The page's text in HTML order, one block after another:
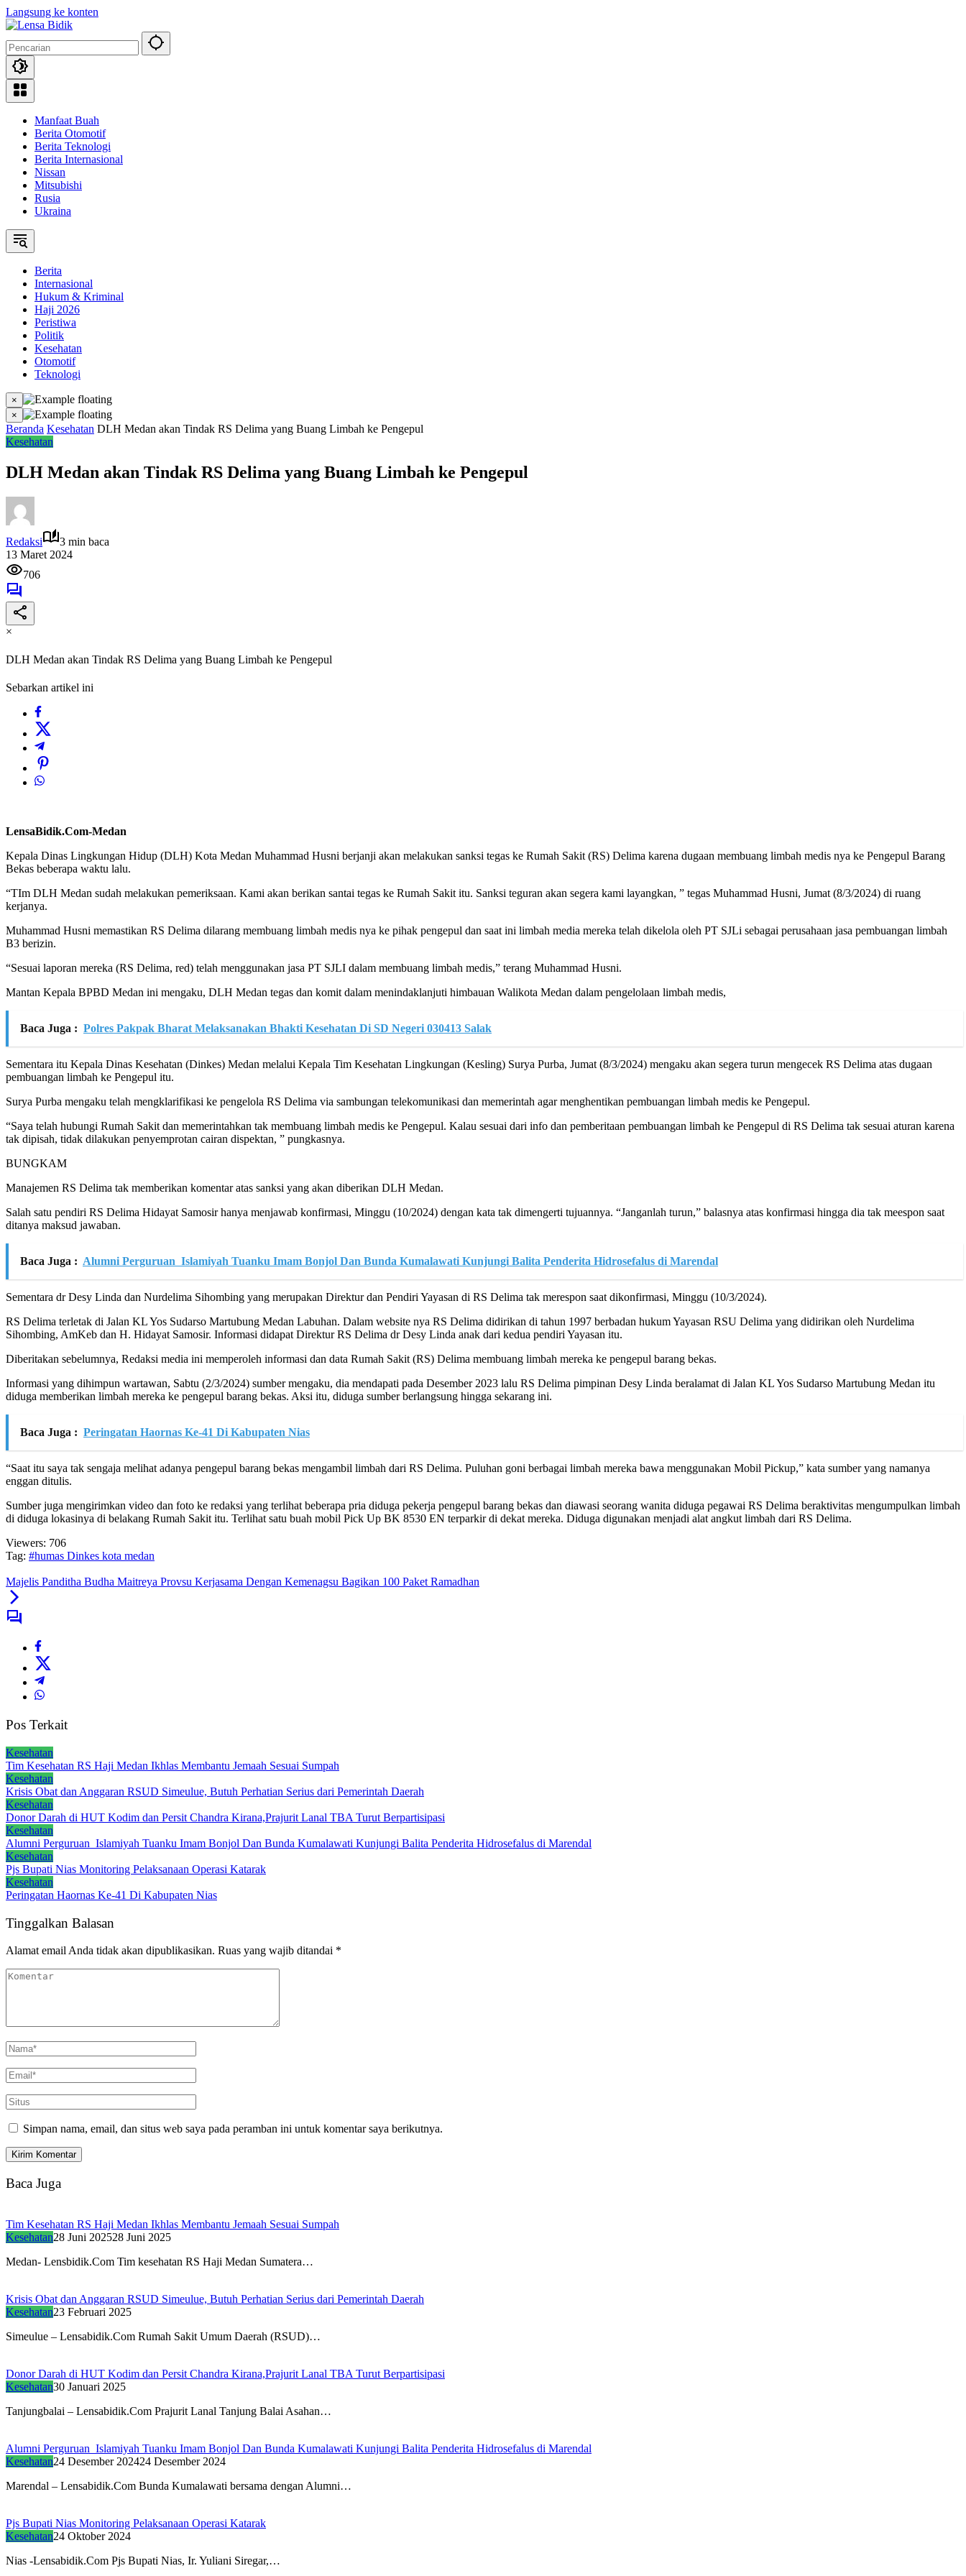
Langsung ke konten
Manfaat Buah
Berita Otomotif
Berita Teknologi
Berita Internasional
Nissan
Mitsubishi
Rusia
Ukraina
Berita
Internasional
Hukum & Kriminal
Haji 2026
Peristiwa
Politik
Kesehatan
Otomotif
Teknologi
×
×
Beranda Kesehatan DLH Medan akan Tindak RS Delima yang Buang Limbah ke Pengepul
Kesehatan
DLH Medan akan Tindak RS Delima yang Buang Limbah ke Pengepul
Redaksi
3 min baca
13 Maret 2024
706
×
DLH Medan akan Tindak RS Delima yang Buang Limbah ke Pengepul
Sebarkan artikel ini
LensaBidik.Com-Medan
Kepala Dinas Lingkungan Hidup (DLH) Kota Medan Muhammad Husni berjanji akan melakukan sanksi tegas ke Rumah Sakit (RS) Delima karena dugaan membuang limbah medis nya ke Pengepul Barang
Bekas beberapa waktu lalu.
“TIm DLH Medan sudah melakukan pemeriksaan. Kami akan berikan santai tegas ke Rumah Sakit itu. Sanksi teguran akan segera kami layangkan, ” tegas Muhammad Husni, Jumat (8/3/2024) di ruang
kerjanya.
Muhammad Husni memastikan RS Delima dilarang membuang limbah medis nya ke pihak pengepul dan saat ini limbah media mereka telah dikelola oleh PT SJLi sebagai perusahaan jasa pembuangan limbah
B3 berizin.
“Sesuai laporan mereka (RS Delima, red) telah menggunakan jasa PT SJLI dalam membuang limbah medis,” terang Muhammad Husni.
Mantan Kepala BPBD Medan ini mengaku, DLH Medan tegas dan komit dalam menindaklanjuti himbauan Walikota Medan dalam pengelolaan limbah medis,
Baca Juga : Polres Pakpak Bharat Melaksanakan Bhakti Kesehatan Di SD Negeri 030413 Salak
Sementara itu Kepala Dinas Kesehatan (Dinkes) Medan melalui Kepala Tim Kesehatan Lingkungan (Kesling) Surya Purba, Jumat (8/3/2024) mengaku akan segera turun mengecek RS Delima atas dugaan
pembuangan limbah ke Pengepul itu.
Surya Purba mengaku telah mengklarifikasi ke pengelola RS Delima via sambungan telekomunikasi dan memerintah agar menghentikan pembuangan limbah medis ke Pengepul.
“Saya telah hubungi Rumah Sakit dan memerintahkan tak membuang limbah medis ke Pengepul. Kalau sesuai dari info dan pemberitaan pembuangan limbah ke Pengepul di RS Delima tak sesuai aturan karena
tak dipisah, tidak dilakukan penyemprotan cairan dispektan, ” pungkasnya.
BUNGKAM
Manajemen RS Delima tak memberikan komentar atas sanksi yang akan diberikan DLH Medan.
Salah satu pendiri RS Delima Hidayat Samosir hanya menjawab konfirmasi, Minggu (10/2024) dengan kata tak dimengerti tujuannya. “Janganlah turun,” balasnya atas konfirmasi hingga dia tak meespon saat
ditanya maksud jawaban.
Baca Juga : Alumni Perguruan Islamiyah Tuanku Imam Bonjol Dan Bunda Kumalawati Kunjungi Balita Penderita Hidrosefalus di Marendal
Sementara dr Desy Linda dan Nurdelima Sihombing yang merupakan Direktur dan Pendiri Yayasan di RS Delima tak merespon saat dikonfirmasi, Minggu (10/3/2024).
RS Delima terletak di Jalan KL Yos Sudarso Martubung Medan Labuhan. Dalam website nya RS Delima didirikan di tahun 1997 berbadan hukum Yayasan RSU Delima yang didirikan oleh Nurdelima
Sihombing, AmKeb dan H. Hidayat Samosir. Informasi didapat Direktur RS Delima dr Desy Linda anak dari kedua pendiri Yayasan itu.
Diberitakan sebelumnya, Redaksi media ini memperoleh informasi dan data Rumah Sakit (RS) Delima membuang limbah mereka ke pengepul barang bekas.
Informasi yang dihimpun wartawan, Sabtu (2/3/2024) sumber mengaku, dia mendapati pada Desember 2023 lalu RS Delima pimpinan Desy Linda beralamat di Jalan KL Yos Sudarso Martubung Medan itu
diduga memberikan limbah mereka ke pengepul barang bekas. Aksi itu, diduga sumber berlangsung hingga sekarang ini.
Baca Juga : Peringatan Haornas Ke-41 Di Kabupaten Nias
“Saat itu saya tak sengaja melihat adanya pengepul barang bekas mengambil limbah dari RS Delima. Puluhan goni berbagai limbah mereka bawa menggunakan Mobil Pickup,” kata sumber yang namanya
enggan ditulis.
Sumber juga mengirimkan video dan foto ke redaksi yang terlihat beberapa pria diduga pekerja pengepul barang bekas dan diawasi seorang wanita diduga pegawai RS Delima beraktivitas mengumpulkan limbah
di diduga lokasinya di belakang Rumah Sakit itu. Terlihat satu buah mobil Pick Up BK 8530 EN terparkir di dekat mereka. Diduga digunakan menjadi alat angkut limbah dari RS Delima.
Viewers: 706
Tag: #humas Dinkes kota medan
Majelis Panditha Budha Maitreya Provsu Kerjasama Dengan Kemenagsu Bagikan 100 Paket Ramadhan
Pos Terkait
Kesehatan
Tim Kesehatan RS Haji Medan Ikhlas Membantu Jemaah Sesuai Sumpah
Kesehatan
Krisis Obat dan Anggaran RSUD Simeulue, Butuh Perhatian Serius dari Pemerintah Daerah
Kesehatan
Donor Darah di HUT Kodim dan Persit Chandra Kirana,Prajurit Lanal TBA Turut Berpartisipasi
Kesehatan
Alumni Perguruan Islamiyah Tuanku Imam Bonjol Dan Bunda Kumalawati Kunjungi Balita Penderita Hidrosefalus di Marendal
Kesehatan
Pjs Bupati Nias Monitoring Pelaksanaan Operasi Katarak
Kesehatan
Peringatan Haornas Ke-41 Di Kabupaten Nias
Tinggalkan Balasan
Alamat email Anda tidak akan dipublikasikan. Ruas yang wajib ditandai *
Simpan nama, email, dan situs web saya pada peramban ini untuk komentar saya berikutnya.
Baca Juga
Tim Kesehatan RS Haji Medan Ikhlas Membantu Jemaah Sesuai Sumpah
Kesehatan28 Juni 202528 Juni 2025
Medan- Lensbidik.Com Tim kesehatan RS Haji Medan Sumatera…
Krisis Obat dan Anggaran RSUD Simeulue, Butuh Perhatian Serius dari Pemerintah Daerah
Kesehatan23 Februari 2025
Simeulue – Lensabidik.Com Rumah Sakit Umum Daerah (RSUD)…
Donor Darah di HUT Kodim dan Persit Chandra Kirana,Prajurit Lanal TBA Turut Berpartisipasi
Kesehatan30 Januari 2025
Tanjungbalai – Lensabidik.Com Prajurit Lanal Tanjung Balai Asahan…
Alumni Perguruan Islamiyah Tuanku Imam Bonjol Dan Bunda Kumalawati Kunjungi Balita Penderita Hidrosefalus di Marendal
Kesehatan24 Desember 202424 Desember 2024
Marendal – Lensabidik.Com Bunda Kumalawati bersama dengan Alumni…
Pjs Bupati Nias Monitoring Pelaksanaan Operasi Katarak
Kesehatan24 Oktober 2024
Nias -Lensabidik.Com Pjs Bupati Nias, Ir. Yuliani Siregar,…